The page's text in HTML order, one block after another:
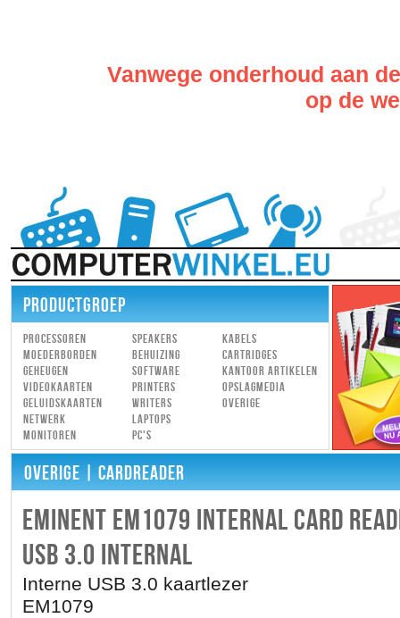
Vanwege onderhoud aan
op de
PRODUCTGROEP
Processoren
Moederborden
Geheugen
Videokaarten
Geluidskaarten
Netwerk
Monitoren
Speakers
Behuizing
Software
Printers
Writers
Laptops
PC's
Kabels
Cartridges
Kantoor artikelen
Opslagmedia
Overige
OVERIGE| CARDREADER
EMINENT EM1079 INTERNAL CARD
USB 3.0 INTERNAL
Interne USB 3.0 kaartlezer
EM1079